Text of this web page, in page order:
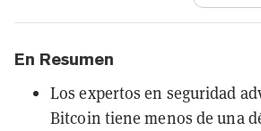
En Resumen
Los expertos en seguridad
Bitcoin tiene menos de una